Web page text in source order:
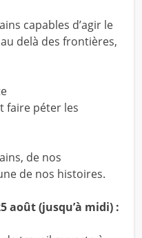
capables d’agir le
delà des frontières,
faire péter les
de nos
de nos histoires.
août (jusqu’à midi) :